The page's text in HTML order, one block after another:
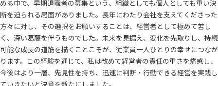
める中で、早期退職者の募集という、組織としても個人としても重い決
断を迫られる局面がありました。長年にわたり会社を支えてくださった
方々に対し、その選択をお願いすることは、経営者として極めて苦し
く、深い葛藤を伴うものでした。未来を見据え、変化を先取りし、持続
可能な成長の道筋を描くことこそが、従業員一人ひとりの幸せにつなが
ります。この経験を通じて、私は改めて経営者の責任の重さを痛感し、
今後はより一層、先見性を持ち、迅速に判断・行動できる経営を実践し
ていきたいと決意を新たにしました。